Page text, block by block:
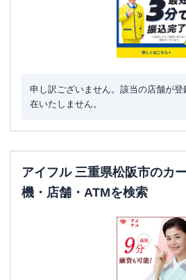
三重県松阪市京
申し訳ございません。該当の店舗が
在いたしません。
アイフル 三重県松阪市のカ
機・店舗・ATMを検索